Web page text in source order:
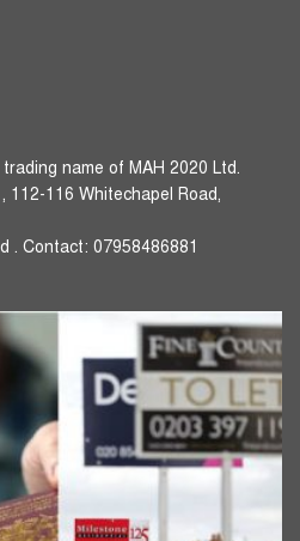
name of MAH 2020 Ltd.
112-116 Whitechapel Road,
. Contact: 07958486881